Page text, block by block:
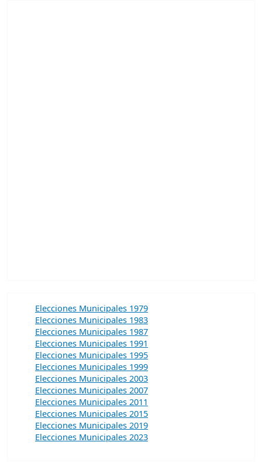
Elecciones Municipales 1979
Elecciones Municipales 1983
Elecciones Municipales 1987
Elecciones Municipales 1991
Elecciones Municipales 1995
Elecciones Municipales 1999
Elecciones Municipales 2003
Elecciones Municipales 2007
Elecciones Municipales 2011
Elecciones Municipales 2015
Elecciones Municipales 2019
Elecciones Municipales 2023